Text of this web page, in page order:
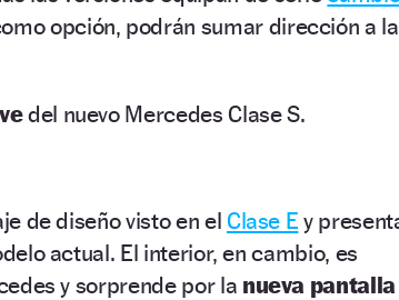
opción, podrán sumar dirección a
del nuevo Mercedes Clase S.
de diseño visto en el Clase E y
actual. El interior, en cambio, es
y sorprende por la nueva pantalla